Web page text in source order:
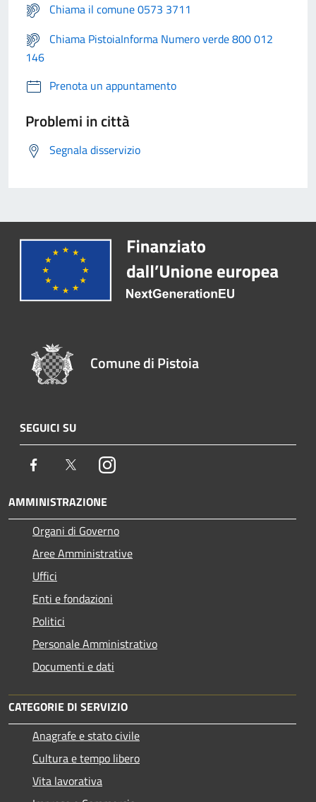
Chiama il comune 0573 3711
Chiama PistoiaInforma Numero verde 800 012
146
Prenota un appuntamento
Problemi in città
Segnala disservizio
Comune di Pistoia
SEGUICI SU
Facebook TwitterInstagram
AMMINISTRAZIONE
Organi di Governo
Aree Amministrative
Uffici
Enti e fondazioni
Politici
Personale Amministrativo
Documenti e dati
CATEGORIE DI SERVIZIO
Anagrafe e stato civile
Cultura e tempo libero
Vita lavorativa